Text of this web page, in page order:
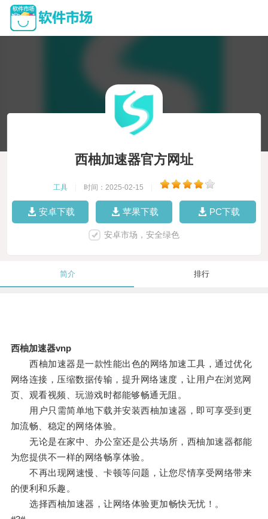
西柚加速器官方网址
工具 时间：2025-02-15
安卓下载 苹果下载 PC下载
安卓市场，安全绿色
简介 排行
西柚加速器vnp
西柚加速器是一款性能出色的网络加速工具，通过优化
网络连接，压缩数据传输，提升网络速度，让用户在浏览网
页、观看视频、玩游戏时都能够畅通无阻。
用户只需简单地下载并安装西柚加速器，即可享受到更
加流畅、稳定的网络体验。
无论是在家中、办公室还是公共场所，西柚加速器都能
为您提供不一样的网络畅享体验。
不再出现网速慢、卡顿等问题，让您尽情享受网络带来
的便利和乐趣。
选择西柚加速器，让网络体验更加畅快无忧！。